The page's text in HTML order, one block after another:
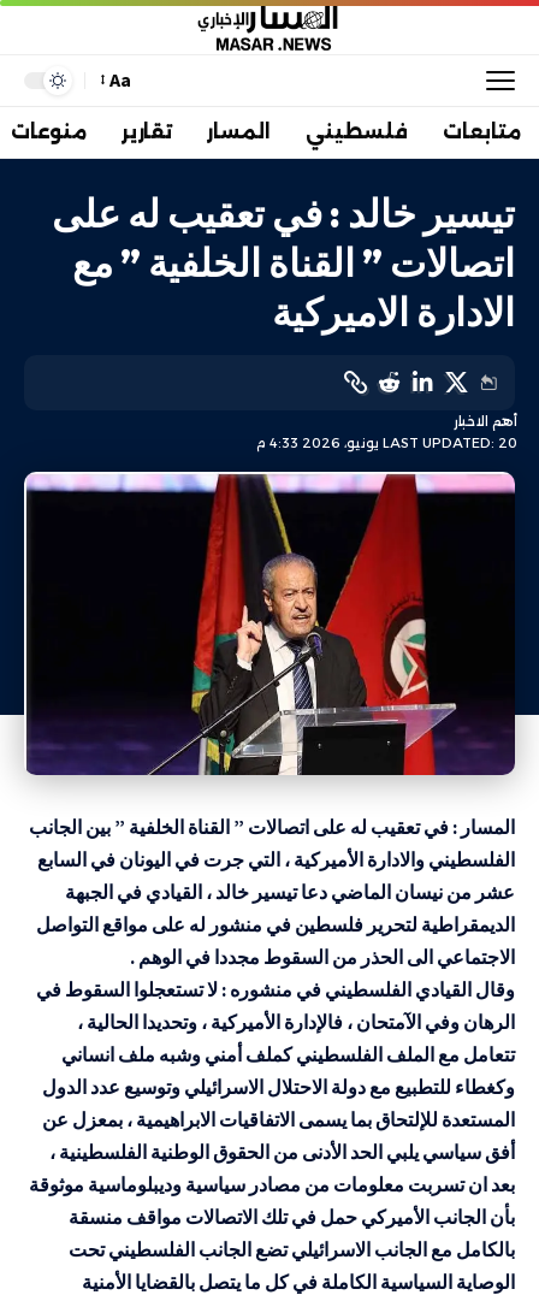
Aa
متابعات فلسطيني المسار تقارير منوعات
تيسير خالد : في تعقيب له على
اتصالات ” القناة الخلفية ” مع
الادارة الاميركية
LAST UPDATED: 20 يونيو، 2026 4:33 م
أهم الاخبار
المسار : في تعقيب له على اتصالات ” القناة الخلفية ” بين الجانب
الفلسطيني والادارة الأميركية ، التي جرت في اليونان في السابع
عشر من نيسان الماضي دعا تيسير خالد ، القيادي في الجبهة
الديمقراطية لتحرير فلسطين في منشور له على مواقع التواصل
الاجتماعي الى الحذر من السقوط مجددا في الوهم .
وقال القيادي الفلسطيني في منشوره : لا تستعجلوا السقوط في
الرهان وفي الآمتحان ، فالإدارة الأميركية ، وتحديدا الحالية ،
تتعامل مع الملف الفلسطيني كملف أمني وشبه ملف انساني
وكغطاء للتطبيع مع دولة الاحتلال الاسرائيلي وتوسيع عدد الدول
المستعدة للإلتحاق بما يسمى الاتفاقيات الابراهيمية ، بمعزل عن
أفق سياسي يلبي الحد الأدنى من الحقوق الوطنية الفلسطينية ،
بعد ان تسربت معلومات من مصادر سياسية وديبلوماسية موثوقة
بأن الجانب الأميركي حمل في تلك الاتصالات مواقف منسقة
بالكامل مع الجانب الاسرائيلي تضع الجانب الفلسطيني تحت
الوصاية السياسية الكاملة في كل ما يتصل بالقضايا الأمنية